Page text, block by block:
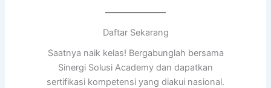
Daftar Sekarang
Saatnya naik kelas! Bergabunglah bersama
Sinergi Solusi Academy dan dapatkan
sertifikasi kompetensi yang diakui nasional.